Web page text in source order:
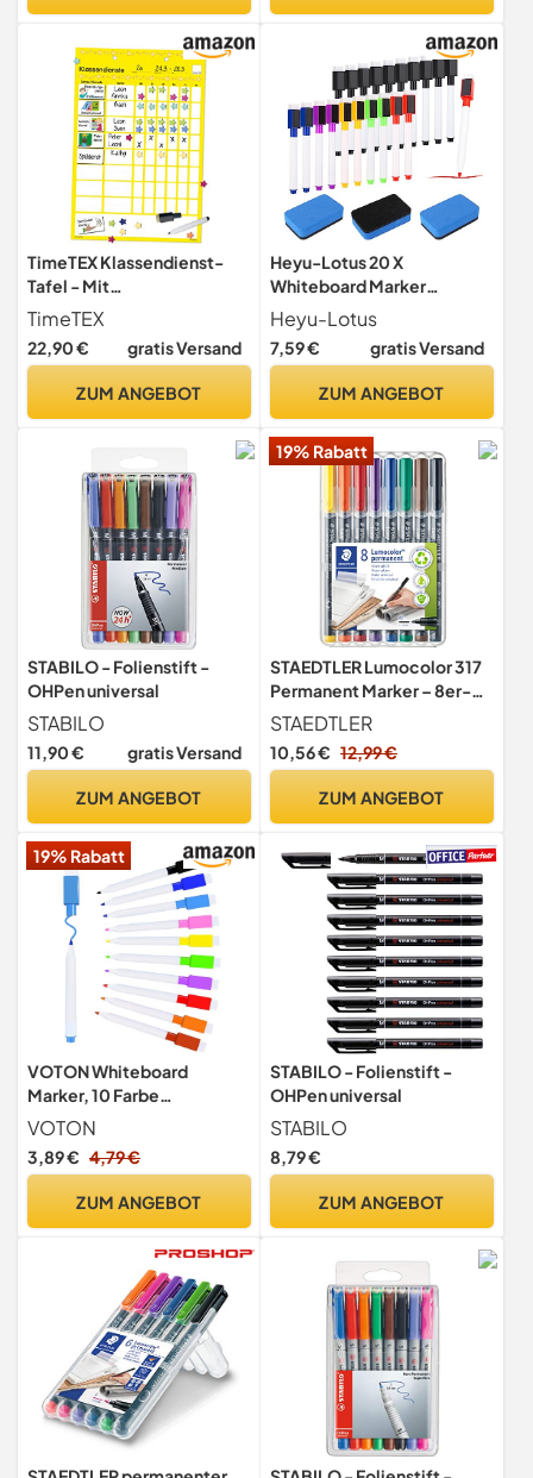
TimeTEX Klassendienst-
Tafel - Mit
Magnetschildchen,
Sternchen zur
Kennzeichnung und
28 x 41 cm - 94919
TimeTEX
22,90 € gratis Versand
ZUM ANGEBOT
Heyu-Lotus 20 X
Whiteboard Marker
Magnetische mit 3 Stück
Schwamm, 6 Farbe 3 in 1
Trocken Abwischbar
Radierer, Folienstift
Büro,Schule,Zuhause
Heyu-Lotus
7,59 € gratis Versand
ZUM ANGEBOT
STABILO - Folienstift -
OHPen universal
STABILO
11,90 € gratis Versand
ZUM ANGEBOT
19% Rabatt
STAEDTLER Lumocolor 317
Permanent Marker – 8er-
Box, M, 1,0 mm
STAEDTLER
10,56 € 12,99 €
ZUM ANGEBOT
19% Rabatt
VOTON Whiteboard
Marker, 10 Farbe
Magnetische Whiteboard
Stifte und Radiergummi Set
Fine Tip folienstift
Markers
VOTON
3,89 € 4,79 €
ZUM ANGEBOT
STABILO - Folienstift -
OHPen universal
STABILO
8,79 €
ZUM ANGEBOT